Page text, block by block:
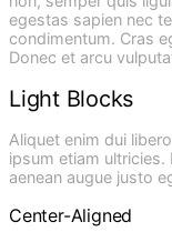
egestas sapien nec
condimentum. Cras
Donec et arcu
Light Blocks
Aliquet enim dui
ipsum etiam ultricies.
aenean augue justo
Center-Aligned